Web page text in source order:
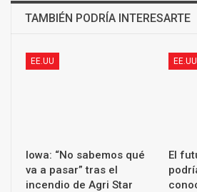
TAMBIÉN PODRÍA INTERESARTE
EE.UU
Iowa: “No sabemos qué
va a pasar” tras el
incendio de Agri Star
EE.UU
El